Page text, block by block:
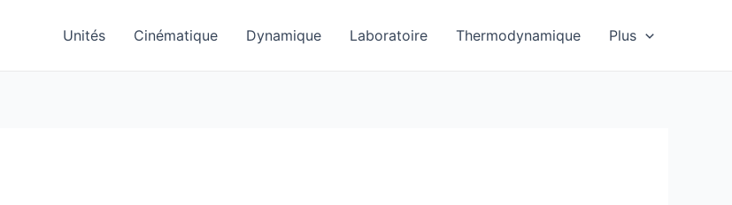
Unités Cinématique Dynamique Laboratoire Thermodynamique Plus